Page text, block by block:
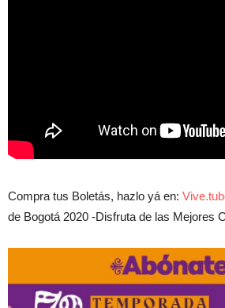
Compra tus Boletás, hazlo yá en:
de Bogotá 2020 -Disfruta de las Mejores